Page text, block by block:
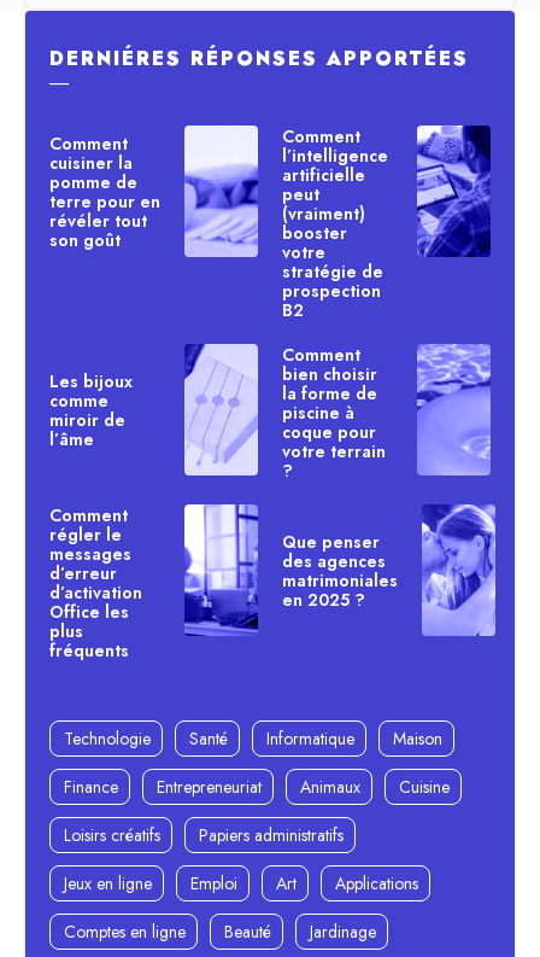
DERNIÉRES RÉPONSES APPORTÉES
―
Comment
cuisiner la
pomme de
terre pour en
révéler tout
son goût
Comment
l’intelligence
artificielle
peut
(vraiment)
booster
votre
stratégie de
prospection
B2
Les bijoux
comme
miroir de
l’âme
Comment
bien choisir
la forme de
piscine à
coque pour
votre terrain
?
Comment
régler le
messages
d’erreur
d’activation
Office les
plus
fréquents
Que penser
des agences
matrimoniales
en 2025 ?
Technologie Santé Informatique
Maison
Finance
Entrepreneuriat Animaux
Cuisine
Loisirs créatifs
Papiers administratifs
Jeux en ligne
Emploi Art
Applications
Comptes en ligne
Beauté
Jardinage